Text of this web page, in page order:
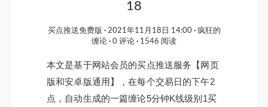
18
买点推送免费版 2021年11月18日 14:00
疯狂的
缠论
0 评论 1546 阅读
本文是基于网站会员的买点推送服务【网页
版和安卓版通用】，在每个交易日的下午2
点，自动生成的一篇缠论5分钟K线级别1买